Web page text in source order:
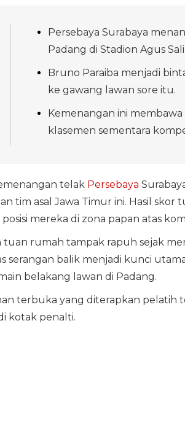
Persebaya Surabaya
Padang di Stadion Agus
Bruno Paraiba menjadi
ke gawang lawan sore itu.
Kemenangan ini
klasemen sementara
telak Persebaya
tim asal Jawa Timur ini. Hasil
mereka di zona papan atas
tuan rumah tampak rapuh sejak
serangan balik menjadi kunci
belakang lawan di Padang.
terbuka yang diterapkan pelatih
kotak penalti.